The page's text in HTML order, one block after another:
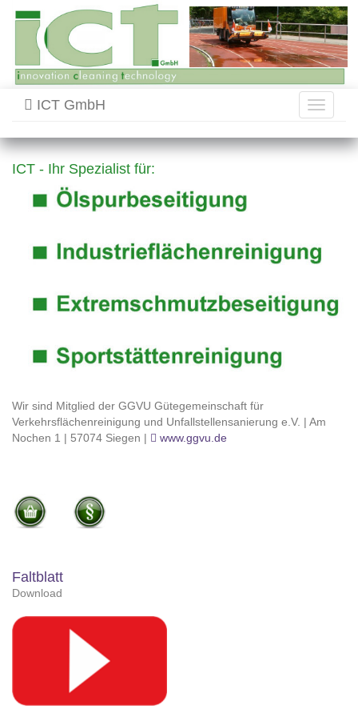
Toggle
ICT GmbH
ICT - Ihr Spezialist für:
Wir sind Mitglied der GGVU Gütegemeinschaft für
Verkehrsflächenreinigung und Unfallstellensanierung e.V. | Am
Nochen 1 | 57074 Siegen |
www.ggvu.de
Faltblatt
Download